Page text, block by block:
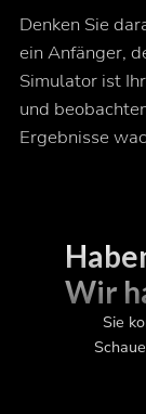
Denken Sie
ein Anfänger,
Simulator ist
und
Ergebnisse
Wir
Sie